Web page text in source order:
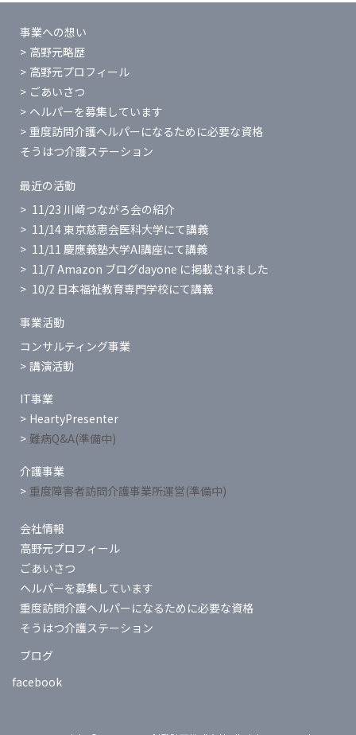
事業への想い
高野元略歴
高野元プロフィール
ごあいさつ
ヘルパーを募集しています
重度訪問介護ヘルパーになるために必要な資格
そうはつ介護ステーション
最近の活動
11/23 川崎つながろ会の紹介
11/14 東京慈恵会医科大学にて講義
11/11 慶應義塾大学AI講座にて講義
11/7 Amazon ブログdayone に掲載されました
10/2 日本福祉教育専門学校にて講義
事業活動
コンサルティング事業
講演活動
IT事業
HeartyPresenter
難病Q&A(準備中)
介護事業
重度障害者訪問介護事業所運営(準備中)
会社情報
高野元プロフィール
ごあいさつ
ヘルパーを募集しています
重度訪問介護ヘルパーになるために必要な資格
そうはつ介護ステーション
ブログ
facebook